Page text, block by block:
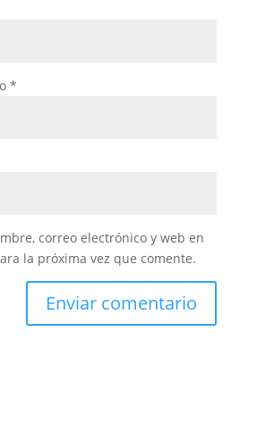
*
correo electrónico y web en
la próxima vez que comente.